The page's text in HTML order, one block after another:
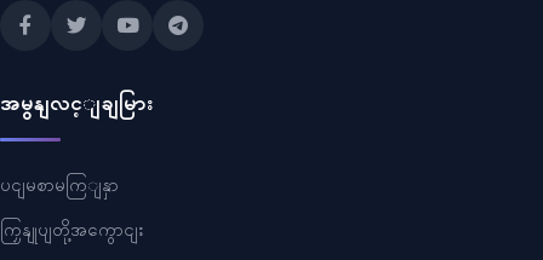
အမွနျလင့ျချမြား
ပငျမစာမကြျနှာ
ကြှနျုပျတို့အကွောငျး